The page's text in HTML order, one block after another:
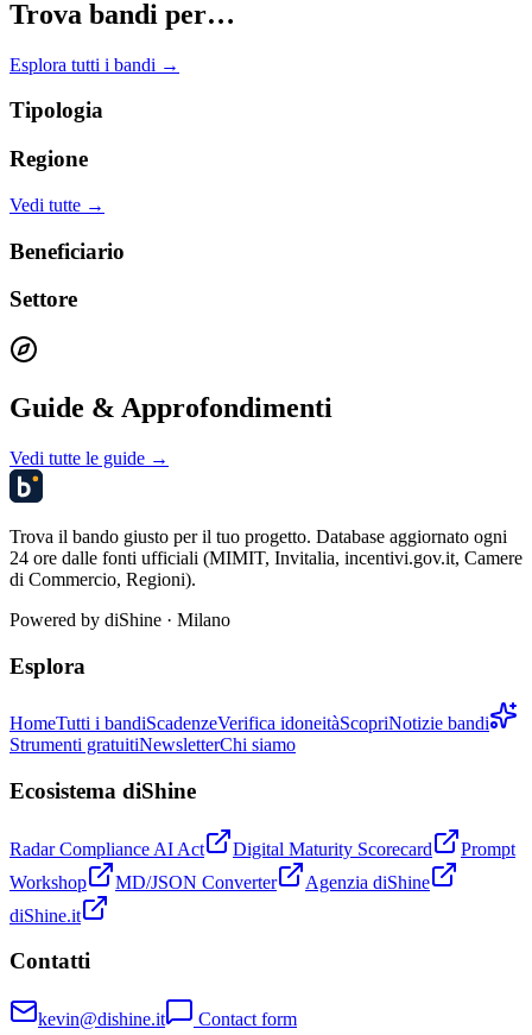
Trova bandi per…
Esplora tutti i bandi →
Tipologia
Regione
Vedi tutte →
Beneficiario
Settore
Guide & Approfondimenti
Vedi tutte le guide →
Trova il bando giusto per il tuo progetto. Database aggiornato ogni
24 ore dalle fonti ufficiali (MIMIT, Invitalia, incentivi.gov.it, Camere
di Commercio, Regioni).
Powered by diShine · Milano
Esplora
HomeTutti i bandiScadenzeVerifica idoneitàScopriNotizie bandi
Strumenti gratuitiNewsletterChi siamo
Ecosistema diShine
Radar Compliance AI Act Digital Maturity Scorecard
Prompt
Workshop
MD/JSON Converter
Agenzia diShine
diShine.it
Contatti
kevin@dishine.it Contact form